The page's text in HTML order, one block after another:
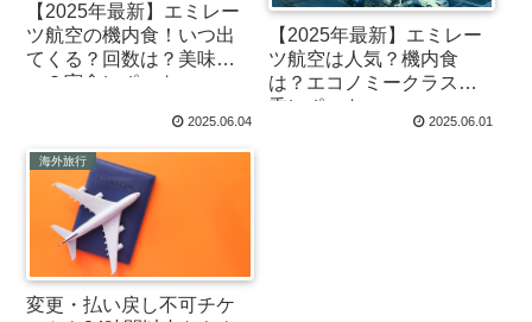
【2025年最新】エミレー
ツ航空の機内食！いつ出
てくる？回数は？美味し
い？実食レポート
2025.06.04
【2025年最新】エミレー
ツ航空は人気？機内食
は？エコノミークラス搭
乗レポート
2025.06.01
海外旅行
変更・払い戻し不可チケ